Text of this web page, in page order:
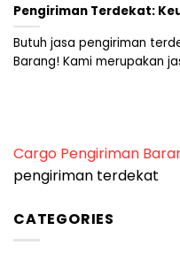
Pengiriman Terdekat:
Butuh jasa pengiriman
Barang! Kami merupakan
Cargo Pengiriman
pengiriman terdekat
CATEGORIES